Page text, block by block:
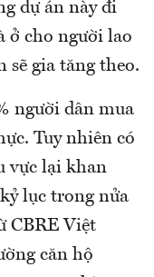
dự án này đi
ở cho người lao
sẽ gia tăng theo.
người dân mua
Tuy nhiên có
vực lại khan
lục trong nửa
CBRE Việt
căn hộ